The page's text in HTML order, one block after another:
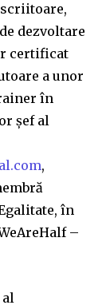
dezvoltare
certificat
a unor
în
șef al
,
în
–
al